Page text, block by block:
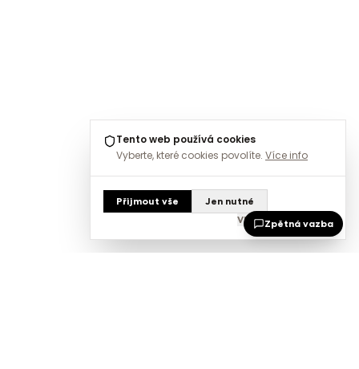
Tento web používá cookies
Vyberte, které cookies povolíte. Více info
Přijmout vše
Jen nutné
Vlastní nastavení
Zpětná vazba